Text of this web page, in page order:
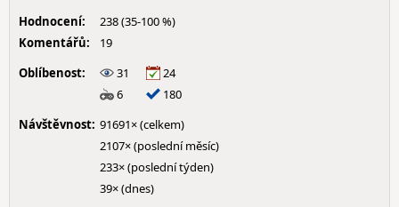
Hodnocení:
238 (35-100 %)
Komentářů:
19
Oblíbenost:
31
24
6
180
Návštěvnost: 91691× (celkem)
2107× (poslední měsíc)
233× (poslední týden)
39× (dnes)